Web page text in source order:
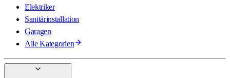
Elektriker
Sanitärinstallation
Garagen
Alle Kategorien